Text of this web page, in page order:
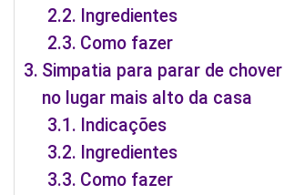
Ingredientes
Como fazer
Simpatia para parar de
no lugar mais alto da casa
Indicações
Ingredientes
Como fazer